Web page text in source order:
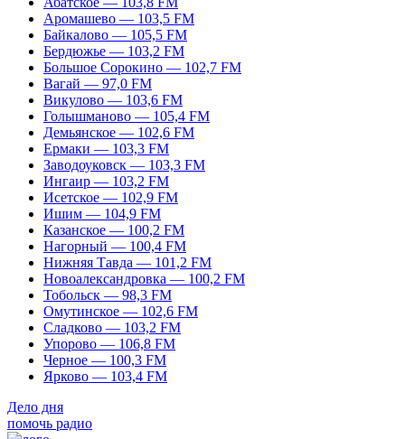
Аромашево — 103,5 FM
Байкалово — 105,5 FM
Бердюжье — 103,2 FM
Большое Сорокино — 102,7 FM
Вагай — 97,0 FM
Викулово — 103,6 FM
Голышманово — 105,4 FM
Демьянское — 102,6 FM
Ермаки — 103,3 FM
Заводоуковск — 103,3 FM
Ингаир — 103,2 FM
Исетское — 102,9 FM
Ишим — 104,9 FM
Казанское — 100,2 FM
Нагорный — 100,4 FM
Нижняя Тавда — 101,2 FM
Новоалександровка — 100,2 FM
Тобольск — 98,3 FM
Омутинское — 102,6 FM
Сладково — 103,2 FM
Упорово — 106,8 FM
Черное — 100,3 FM
Ярково — 103,4 FM
Дело дня
помочь радио